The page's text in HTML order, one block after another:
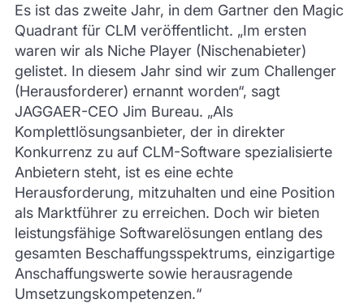
Es ist das zweite Jahr, in dem Gartner den Magic
Quadrant für CLM veröffentlicht. „Im ersten
waren wir als Niche Player (Nischenabieter)
gelistet. In diesem Jahr sind wir zum Challenger
(Herausforderer) ernannt worden“, sagt
JAGGAER-CEO Jim Bureau. „Als
Komplettlösungsanbieter, der in direkter
Konkurrenz zu auf CLM-Software spezialisierte
Anbietern steht, ist es eine echte
Herausforderung, mitzuhalten und eine Position
als Marktführer zu erreichen. Doch wir bieten
leistungsfähige Softwarelösungen entlang des
gesamten Beschaffungsspektrums, einzigartige
Anschaffungswerte sowie herausragende
Umsetzungskompetenzen.“